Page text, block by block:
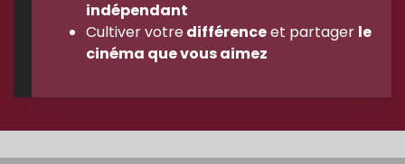
indépendant
Cultiver votredifférenceet partager le
cinéma que vous aimez